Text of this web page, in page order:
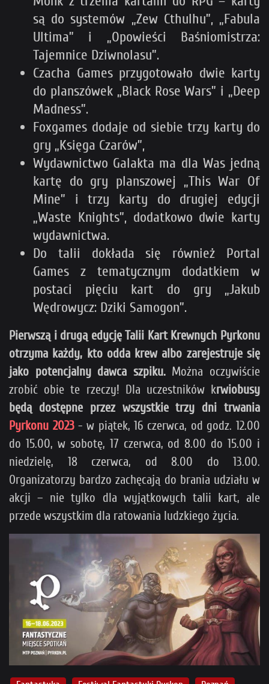
są do systemów „Zew Cthulhu”, „Fabula
Ultima” i „Opowieści Baśniomistrza:
Tajemnice Dziwnolasu”.
Czacha Games przygotowało dwie karty
do planszówek „Black Rose Wars” i „Deep
Madness”.
Foxgames dodaje od siebie trzy karty do
gry „Księga Czarów”,
Wydawnictwo Galakta ma dla Was jedną
kartę do gry planszowej „This War Of
Mine” i trzy karty do drugiej edycji
„Waste Knights”, dodatkowo dwie karty
wydawnictwa.
Do talii dokłada się również Portal
Games z tematycznym dodatkiem w
postaci pięciu kart do gry „Jakub
Wędrowycz: Dziki Samogon”.
Pierwszą i drugą edycję Talii Kart Krewnych Pyrkonu
otrzyma każdy, kto odda krew albo zarejestruje się
jako potencjalny dawca szpiku.Można oczywiście
zrobić obie te rzeczy! Dla uczestników krwiobusy
będą dostępne przez wszystkie trzy dni trwania
Pyrkonu 2023- w piątek, 16 czerwca, od godz. 12.00
do 15.00, w sobotę, 17 czerwca, od 8.00 do 15.00 i
niedzielę, 18 czerwca, od 8.00 do 13.00.
Organizatorzy bardzo zachęcają do brania udziału w
akcji – nie tylko dla wyjątkowych talii kart, ale
przede wszystkim dla ratowania ludzkiego życia.